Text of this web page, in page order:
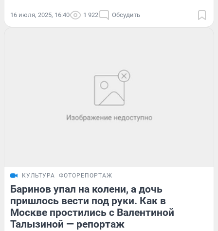
16 июля, 2025, 16:40 1 922 Обсудить
КУЛЬТУРА ФОТОРЕПОРТАЖ
Баринов упал на колени, а дочь
пришлось вести под руки. Как в
Москве простились с Валентиной
Талызиной — репортаж